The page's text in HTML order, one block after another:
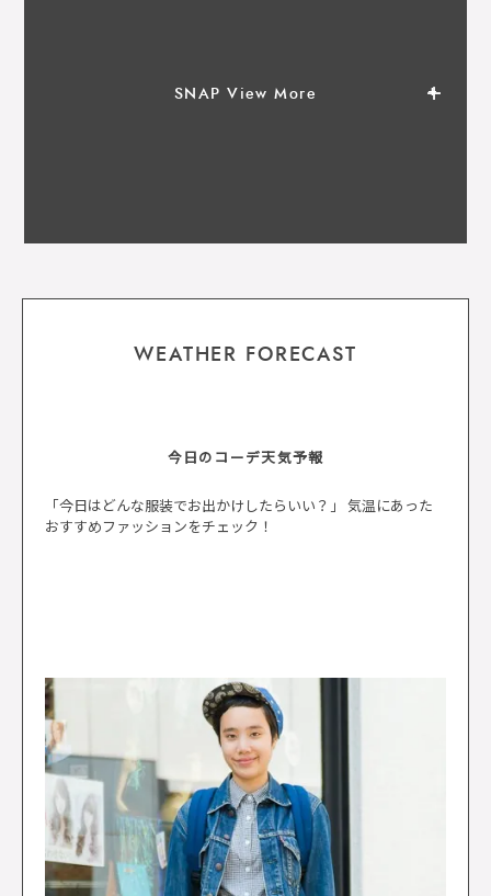
SNAP View More
WEATHER FORECAST
今日のコーデ天気予報
「今日はどんな服装でお出かけしたらいい？」 気温にあった
おすすめファッションをチェック！